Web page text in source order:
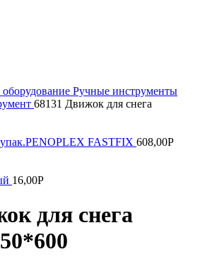
Ручные инструменты
68131 Движок для снега
FASTFIX 608,00Р
16,00Р
для снега